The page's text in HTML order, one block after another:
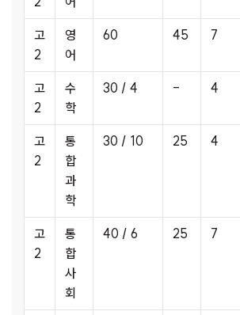
고
2
영
어
60 45 7
고
2
수
학
30 / 4 - 4
고
2
통
합
과
학
30 / 10 25 4
고
2
통
합
사
회
40 / 6 25 7